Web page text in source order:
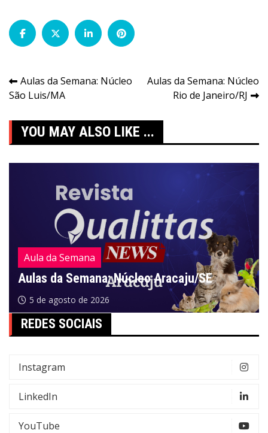
Navegação
de
Post
Aulas da Semana: Núcleo
São Luis/MA
Aulas da Semana: Núcleo
Rio de Janeiro/RJ
YOU MAY ALSO LIKE ...
Aula da Semana
Aulas da Semana: Núcleo Aracaju/SE
5 de agosto de 2026
REDES SOCIAIS
Instagram
LinkedIn
YouTube